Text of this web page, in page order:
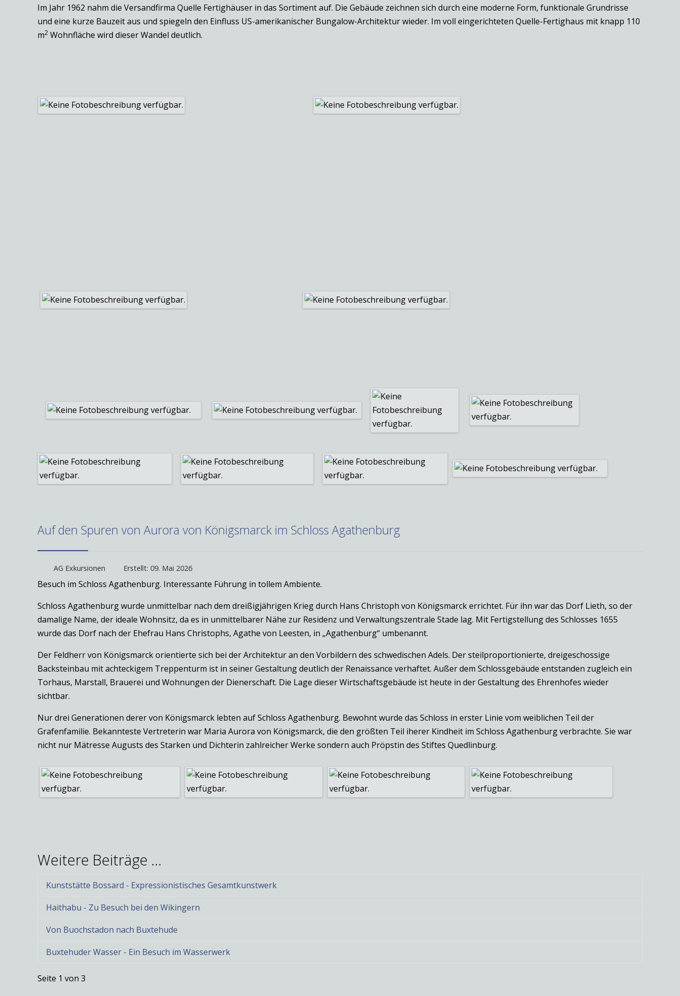
Im Jahr 1962 nahm die Versandfirma Quelle Fertighäuser in das Sortiment auf. Die Gebäude zeichnen sich durch eine moderne Form, funktionale Grundrisse
und eine kurze Bauzeit aus und spiegeln den Einfluss US-amerikanischer Bungalow-Architektur wieder. Im voll eingerichteten Quelle-Fertighaus mit knapp 110
m2 Wohnfläche wird dieser Wandel deutlich.
Auf den Spuren von Aurora von Königsmarck im Schloss Agathenburg
AG Exkursionen Erstellt: 09. Mai 2026
Besuch im Schloss Agathenburg. Interessante Führung in tollem Ambiente.
Schloss Agathenburg wurde unmittelbar nach dem dreißigjährigen Krieg durch Hans Christoph von Königsmarck errichtet. Für ihn war das Dorf Lieth, so der
damalige Name, der ideale Wohnsitz, da es in unmittelbarer Nähe zur Residenz und Verwaltungszentrale Stade lag. Mit Fertigstellung des Schlosses 1655
wurde das Dorf nach der Ehefrau Hans Christophs, Agathe von Leesten, in „Agathenburg“ umbenannt.
Der Feldherr von Königsmarck orientierte sich bei der Architektur an den Vorbildern des schwedischen Adels. Der steilproportionierte, dreigeschossige
Backsteinbau mit achteckigem Treppenturm ist in seiner Gestaltung deutlich der Renaissance verhaftet. Außer dem Schlossgebäude entstanden zugleich ein
Torhaus, Marstall, Brauerei und Wohnungen der Dienerschaft. Die Lage dieser Wirtschaftsgebäude ist heute in der Gestaltung des Ehrenhofes wieder
sichtbar.
Nur drei Generationen derer von Königsmarck lebten auf Schloss Agathenburg. Bewohnt wurde das Schloss in erster Linie vom weiblichen Teil der
Grafenfamilie. Bekannteste Vertreterin war Maria Aurora von Königsmarck, die den größten Teil iherer Kindheit im Schloss Agathenburg verbrachte. Sie war
nicht nur Mätresse Augusts des Starken und Dichterin zahlreicher Werke sondern auch Pröpstin des Stiftes Quedlinburg.
Weitere Beiträge …
Kunststätte Bossard - Expressionistisches Gesamtkunstwerk
Haithabu - Zu Besuch bei den Wikingern
Von Buochstadon nach Buxtehude
Buxtehuder Wasser - Ein Besuch im Wasserwerk
Seite 1 von 3